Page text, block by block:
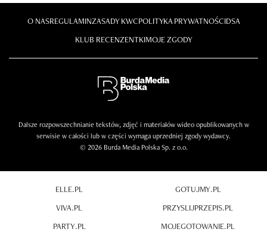
O NASREGULAMINZASADY KWCPOLITYKA PRYWATNOŚCIDSA
KLUB RECENZENTKIMOJE ZGODY
Dalsze rozpowszechnianie tekstów, zdjęć i materiałów wideo opublikowanych w
serwisie w całości lub w części wymaga uprzedniej zgody wydawcy.
© 2026 Burda Media Polska Sp. z o.o.
ELLE.PL
VIVA.PL
PARTY.PL
GOTUJMY.PL
PRZYSLIJPRZEPIS.PL
MOJEGOTOWANIE.PL